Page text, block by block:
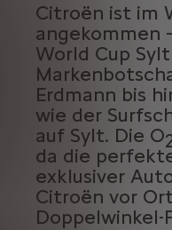
Citroën ist im
angekommen
World Cup
Erdmann bis
wie der
auf Sylt. Die O
da die
exklusiver
Citroën vor
Doppelwinkel-